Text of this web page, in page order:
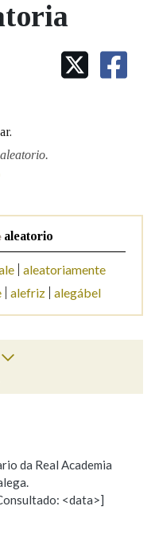
CORPORATIVA
DEL ADALID
EMILIA PARDO
HOMENAXEADAS
aleatorio
aleatoriamente
alefriz alegábel
na palabra
da Real Academia
<data>]